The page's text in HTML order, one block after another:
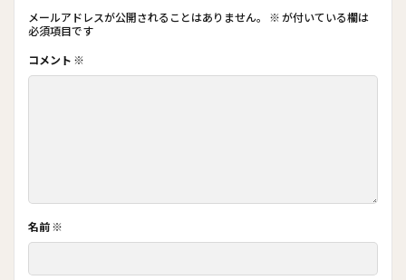
メールアドレスが公開されることはありません。 ※ が付いている欄は
必須項目です
コメント ※
名前 ※